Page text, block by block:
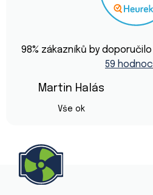
je
98% zákazníků by
59
Martin Halás
Vše ok